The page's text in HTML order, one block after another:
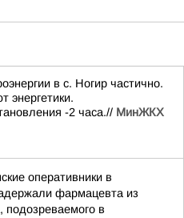
в с. Ногир частично.
энергетики.
-2 часа.// МинЖКХ
оперативники в
фармацевта из
подозреваемого в